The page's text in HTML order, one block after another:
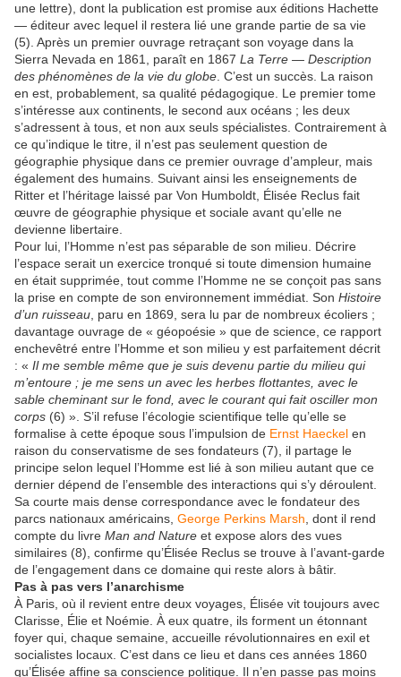
une lettre), dont la publication est promise aux éditions Hachette
— éditeur avec lequel il restera lié une grande partie de sa vie
(5). Après un premier ouvrage retraçant son voyage dans la
Sierra Nevada en 1861, paraît en 1867 La Terre — Description
des phénomènes de la vie du globe . C’est un succès. La raison
en est, probablement, sa qualité pédagogique. Le premier tome
s’intéresse aux continents, le second aux océans ; les deux
s’adressent à tous, et non aux seuls spécialistes. Contrairement à
ce qu’indique le titre, il n’est pas seulement question de
géographie physique dans ce premier ouvrage d’ampleur, mais
également des humains. Suivant ainsi les enseignements de
Ritter et l’héritage laissé par Von Humboldt, Élisée Reclus fait
œuvre de géographie physique et sociale avant qu’elle ne
devienne libertaire.
Pour lui, l’Homme n’est pas séparable de son milieu. Décrire
l’espace serait un exercice tronqué si toute dimension humaine
en était supprimée, tout comme l’Homme ne se conçoit pas sans
la prise en compte de son environnement immédiat. Son Histoire
d’un ruisseau , paru en 1869, sera lu par de nombreux écoliers ;
davantage ouvrage de « géopoésie » que de science, ce rapport
enchevêtré entre l’Homme et son milieu y est parfaitement décrit
: « Il me semble même que je suis devenu partie du milieu qui
m’entoure ; je me sens un avec les herbes flottantes, avec le
sable cheminant sur le fond, avec le courant qui fait osciller mon
corps (6) ». S’il refuse l’écologie scientifique telle qu’elle se
formalise à cette époque sous l’impulsion de Ernst Haeckel en
raison du conservatisme de ses fondateurs (7), il partage le
principe selon lequel l’Homme est lié à son milieu autant que ce
dernier dépend de l’ensemble des interactions qui s’y déroulent.
Sa courte mais dense correspondance avec le fondateur des
parcs nationaux américains, George Perkins Marsh , dont il rend
compte du livre Man and Nature et expose alors des vues
similaires (8), confirme qu’Élisée Reclus se trouve à l’avant-garde
de l’engagement dans ce domaine qui reste alors à bâtir.
Pas à pas vers l’anarchisme
À Paris, où il revient entre deux voyages, Élisée vit toujours avec
Clarisse, Élie et Noémie. À eux quatre, ils forment un étonnant
foyer qui, chaque semaine, accueille révolutionnaires en exil et
socialistes locaux. C’est dans ce lieu et dans ces années 1860
qu’Élisée affine sa conscience politique. Il n’en passe pas moins